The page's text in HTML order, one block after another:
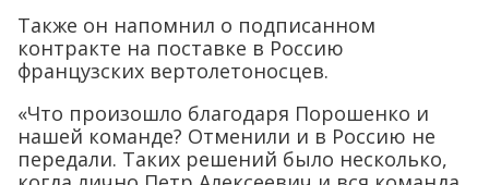
Также он напомнил о подписанном
контракте на поставке в Россию
французских вертолетоносцев.
«Что произошло благодаря Порошенко и
нашей команде? Отменили и в Россию не
передали. Таких решений было несколько,